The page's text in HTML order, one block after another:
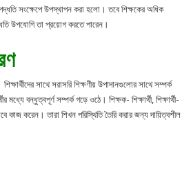
সংক্ষেপে উপস্থাপন করা হলো। তবে শিক্ষকের অধিক
উপযোগি তা প্রয়োগ করতে পারেন।
সাথে সরাসরি শিক্ষণীয় উপাদানগুলোর সাথে সম্পর্ক
বন্ধুত্বপূর্ণ সম্পর্ক গড়ে ওঠে। শিক্ষক- শিক্ষার্থী, শিক্ষার্থী-
কাজ করেন। তারা শিখন পরিস্থিতি তৈরি করার জন্য দায়িত্বশীল